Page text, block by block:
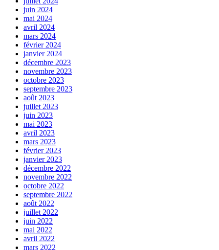
juin 2024
mai 2024
avril 2024
mars 2024
février 2024
janvier 2024
décembre 2023
novembre 2023
octobre 2023
septembre 2023
août 2023
juillet 2023
juin 2023
mai 2023
avril 2023
mars 2023
février 2023
janvier 2023
décembre 2022
novembre 2022
octobre 2022
septembre 2022
août 2022
juillet 2022
juin 2022
mai 2022
avril 2022
mars 2022